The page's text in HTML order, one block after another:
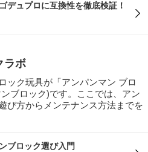
デュプロに互換性を徹底検証！
ラボ
ック玩具が「アンパンマン ブロ
ブロック)です。ここでは、アン
び方からメンテナンス方法までを
ブロック選び入門